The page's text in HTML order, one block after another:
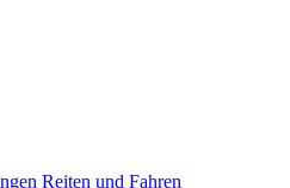
Reiten und Fahren